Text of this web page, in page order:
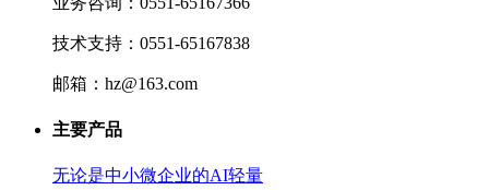
技术支持：0551-65167838
邮箱：hz@163.com
主要产品
无论是中小微企业的AI轻量